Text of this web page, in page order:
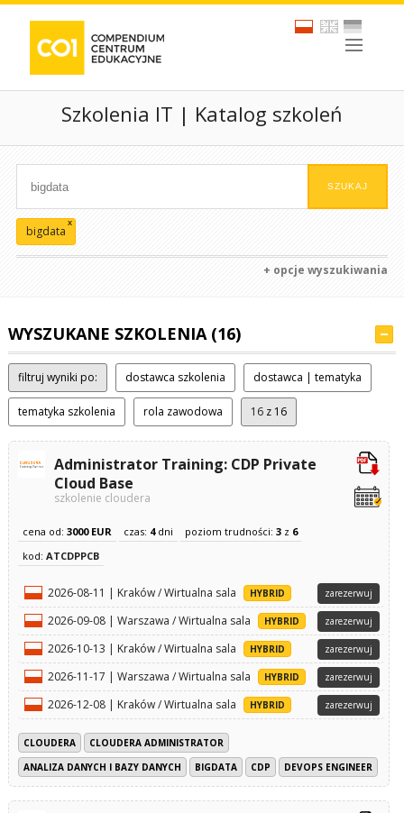
Szkolenia IT | Katalog szkoleń
bigdata
x
+ opcje wyszukiwania
WYSZUKANE SZKOLENIA (16)
filtruj wyniki po: dostawca szkolenia dostawca | tematyka
tematyka szkolenia rola zawodowa 16z 16
Administrator Training: CDP Private
Cloud Base
szkolenie cloudera
cena od: 3000 EUR czas: 4dni poziom trudności: 3z 6
kod: ATCDPPCB
2026-08-11 | Kraków / Wirtualna sala HYBRID zarezerwuj
2026-09-08 | Warszawa / Wirtualna sala HYBRID zarezerwuj
2026-10-13 | Kraków / Wirtualna sala HYBRID zarezerwuj
2026-11-17 | Warszawa / Wirtualna sala HYBRID zarezerwuj
2026-12-08 | Kraków / Wirtualna sala HYBRID zarezerwuj
CLOUDERA
CLOUDERA ADMINISTRATOR
ANALIZA DANYCH I BAZY DANYCH
BIGDATA CDP DEVOPS ENGINEER